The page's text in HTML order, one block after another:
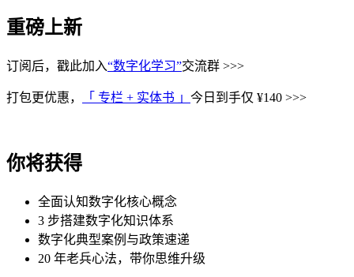
重磅上新
订阅后，戳此加入“数字化学习”交流群 >>>
打包更优惠， 「 专栏 + 实体书 」 今日到手仅 ¥140 >>>
你将获得
全面认知数字化核心概念
3 步搭建数字化知识体系
数字化典型案例与政策速递
20 年老兵心法，带你思维升级